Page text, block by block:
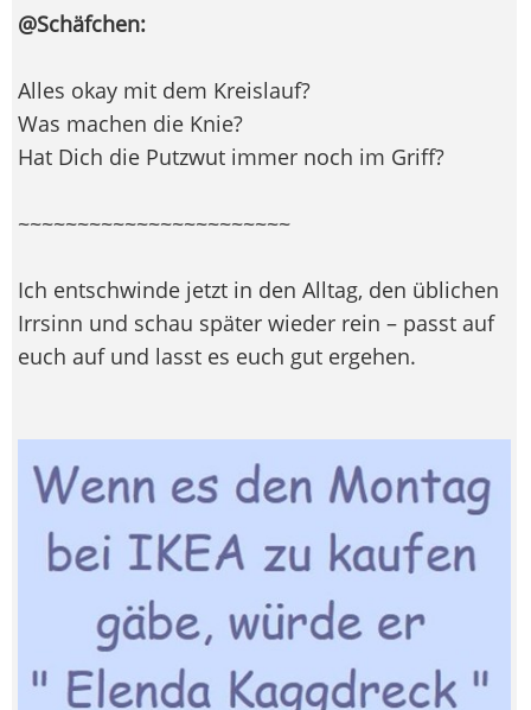
@Schäfchen:
Alles okay mit dem Kreislauf?
Was machen die Knie?
Hat Dich die Putzwut immer noch im Griff?
~~~~~~~~~~~~~~~~~~~~~~~
Ich entschwinde jetzt in den Alltag, den üblichen
Irrsinn und schau später wieder rein – passt auf
euch auf und lasst es euch gut ergehen.